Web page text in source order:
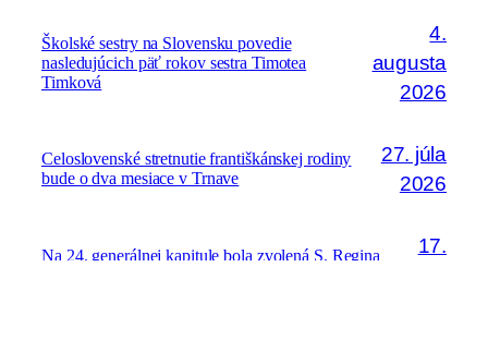
Školské sestry na Slovensku povedie
nasledujúcich päť rokov sestra Timotea
Timková
4.
augusta
2026
Celoslovenské stretnutie františkánskej rodiny
bude o dva mesiace v Trnave
27. júla
2026
Na 24. generálnej kapitule bola zvolená S. Regina
17.